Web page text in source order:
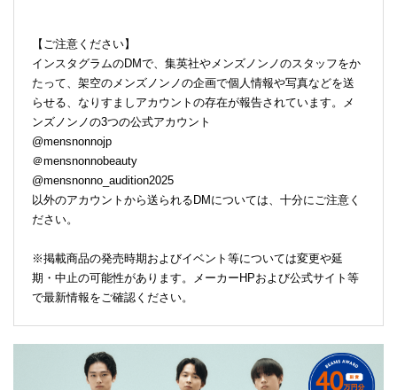
【ご注意ください】
インスタグラムのDMで、集英社やメンズノンノのスタッフをか
たって、架空のメンズノンノの企画で個人情報や写真などを送
らせる、なりすましアカウントの存在が報告されています。メ
ンズノンノの3つの公式アカウント
@mensnonnojp
＠mensnonnobeauty
@mensnonno_audition2025
以外のアカウントから送られるDMについては、十分にご注意く
ださい。
※掲載商品の発売時期およびイベント等については変更や延
期・中止の可能性があります。メーカーHPおよび公式サイト等
で最新情報をご確認ください。